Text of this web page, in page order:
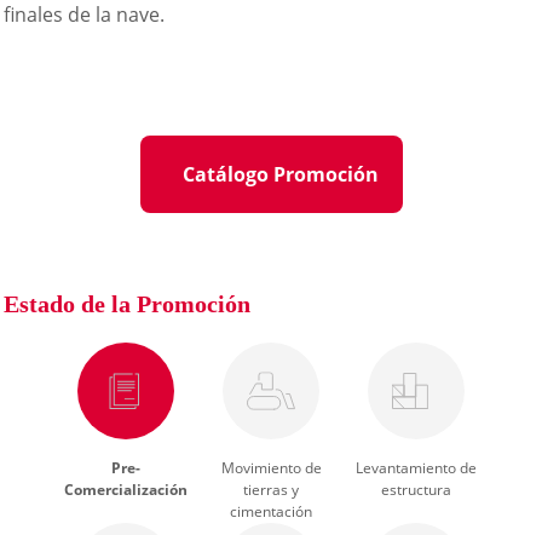
finales de la nave.
Catálogo Promoción
Estado de la Promoción
Pre-
Comercialización
Movimiento de
tierras y
cimentación
Levantamiento de
estructura